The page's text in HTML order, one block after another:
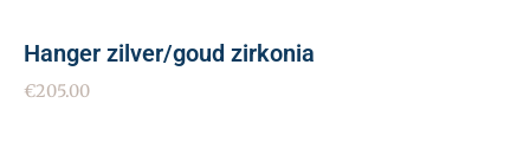
Hanger zilver/goud zirkonia
€205.00